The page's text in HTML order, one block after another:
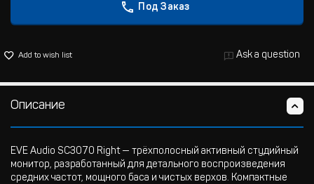
Под Заказ
Add to wish list Ask a question
Описание
EVE Audio SC3070 Right — трёхполосный активный студийный
монитор, разработанный для детального воспроизведения
средних частот, мощного баса и чистых верхов. Компактные